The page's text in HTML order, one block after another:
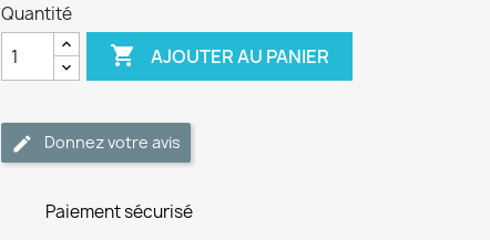
Quantité
 AJOUTER AU PANIER
Donnez votre avis
Paiement sécurisé